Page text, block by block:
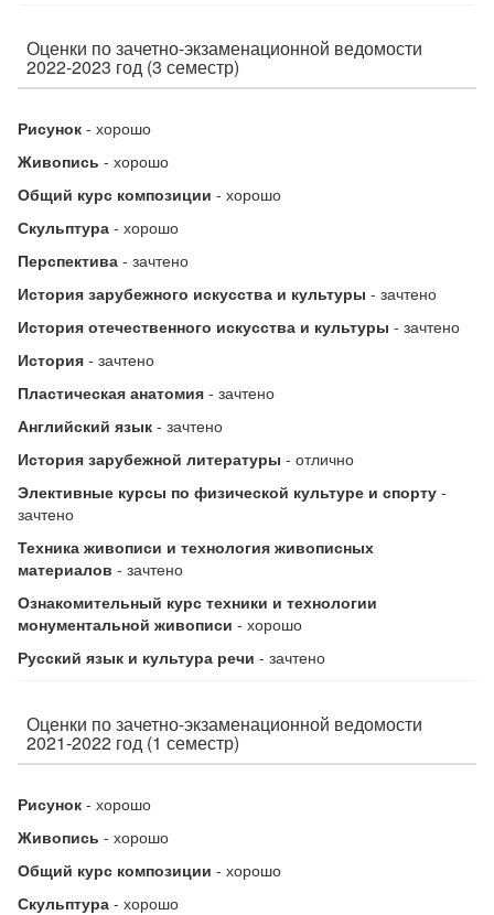
Оценки по зачетно-экзаменационной ведомости
2022-2023 год (3 семестр)
Рисунок - хорошо
Живопись - хорошо
Общий курс композиции - хорошо
Скульптура - хорошо
Перспектива - зачтено
История зарубежного искусства и культуры - зачтено
История отечественного искусства и культуры - зачтено
История - зачтено
Пластическая анатомия - зачтено
Английский язык - зачтено
История зарубежной литературы - отлично
Элективные курсы по физической культуре и спорту -
зачтено
Техника живописи и технология живописных
материалов - зачтено
Ознакомительный курс техники и технологии
монументальной живописи - хорошо
Русский язык и культура речи - зачтено
Оценки по зачетно-экзаменационной ведомости
2021-2022 год (1 семестр)
Рисунок - хорошо
Живопись - хорошо
Общий курс композиции - хорошо
Скульптура - хорошо